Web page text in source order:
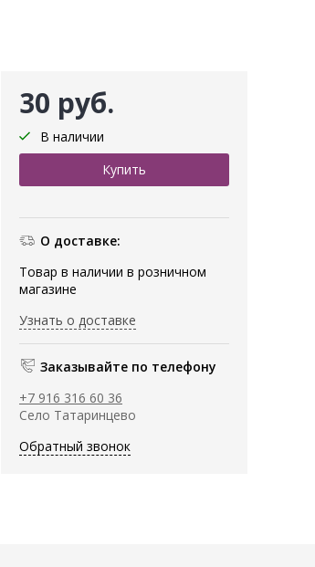
30 руб.
В наличии
О доставке:
Товар в наличии в розничном
магазине
Узнать о доставке
Заказывайте по телефону
+7 916 316 60 36
Село Татаринцево
Обратный звонок